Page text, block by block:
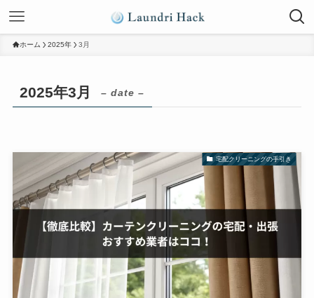
ホーム 2025年 3月
2025年3月 – date –
宅配クリーニングの手引き